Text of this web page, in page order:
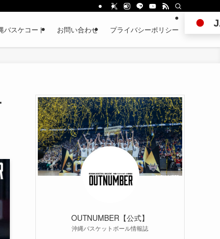
バスケコート お問い合わせ プライバシーポリシー
OUTNUMBER【公式】
沖縄バスケットボール情報誌